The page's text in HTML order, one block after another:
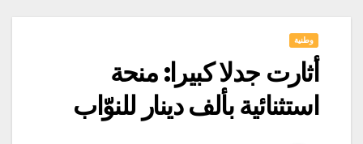
وطنية
أثارت جدلا كبيرا: منحة
استثنائية بألف دينار للنوّاب